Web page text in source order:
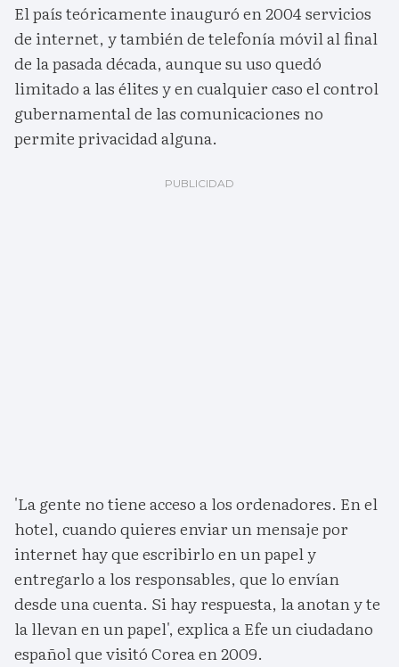
El país teóricamente inauguró en 2004 servicios
de internet, y también de telefonía móvil al final
de la pasada década, aunque su uso quedó
limitado a las élites y en cualquier caso el control
gubernamental de las comunicaciones no
permite privacidad alguna.
'La gente no tiene acceso a los ordenadores. En el
hotel, cuando quieres enviar un mensaje por
internet hay que escribirlo en un papel y
entregarlo a los responsables, que lo envían
desde una cuenta. Si hay respuesta, la anotan y te
la llevan en un papel', explica a Efe un ciudadano
español que visitó Corea en 2009.